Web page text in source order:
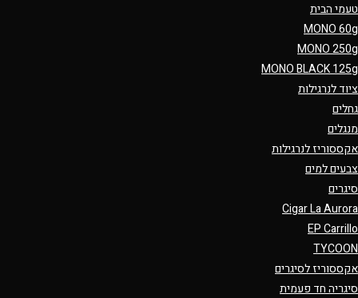
טעמי הבית
MONO 60g
MONO 250g
MONO BLACK 125g
ציוד לנרגילות
גחלים
מנגלים
אקססוריז לנרגילות
צבעים למים
סיגרים
Cigar La Aurora
EP Carrillo
TYCOON
אקססוריז לסיגרים
סיגריה חד פעמית